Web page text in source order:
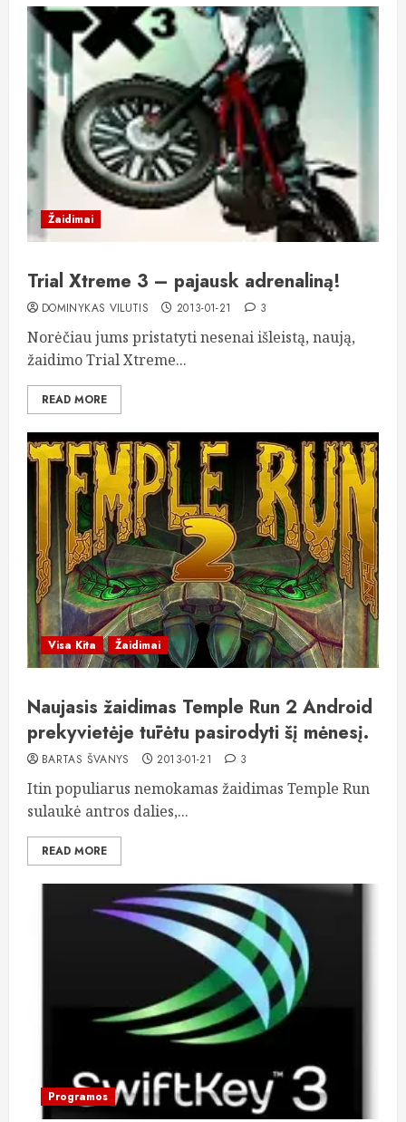
Žaidimai
Trial Xtreme 3 – pajausk adrenaliną!
DOMINYKAS VILUTIS 2013-01-21 3
Norėčiau jums pristatyti nesenai išleistą, naują,
žaidimo Trial Xtreme...
READ MORE
Visa Kita Žaidimai
Naujasis žaidimas Temple Run 2 Android
prekyvietėje tūrėtu pasirodyti šį mėnesį.
BARTAS ŠVANYS 2013-01-21 3
Itin populiarus nemokamas žaidimas Temple Run
sulaukė antros dalies,...
READ MORE
Programos